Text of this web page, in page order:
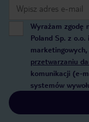
Wyrażam zgodę
Poland Sp. z
przetwarzaniu
komunikacji (e-
systemów